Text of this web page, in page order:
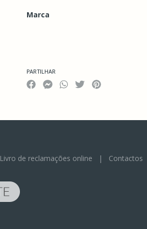
Marca
PARTILHAR
Livro de reclamações online | Contactos